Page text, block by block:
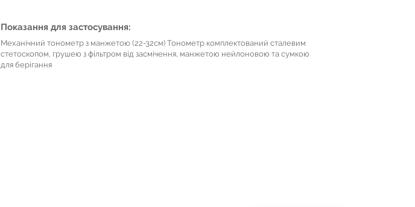
Показання для застосування:
Механічний тонометр з манжетою (22-32см) Тонометр комплектований сталевим
стетоскопом, грушею з фільтром від засмічення, манжетою нейлоновою та сумкою
для берігання